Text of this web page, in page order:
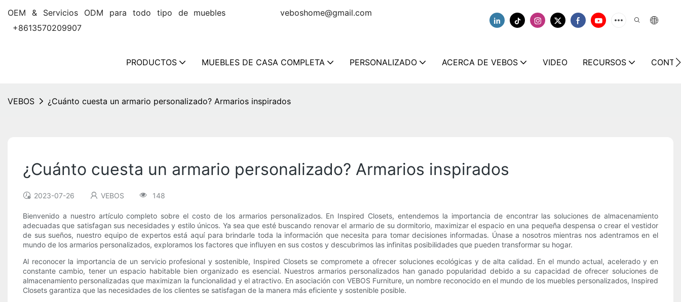
OEM & Servicios ODM para todo tipo de muebles
veboshome@gmail.com
+8613570209907
PRODUCTOS MUEBLES DE CASA COMPLETA PERSONALIZADO ACERCA DE VEBOS VIDEO RECURSOS
VEBOS ¿Cuánto cuesta un armario personalizado? Armarios inspirados
¿Cuánto cuesta un armario personalizado? Armarios inspirados
2023-07-26 VEBOS 148
Bienvenido a nuestro artículo completo sobre el costo de los armarios personalizados. En Inspired Closets, entendemos la importancia de encontrar las soluciones de almacenamiento
adecuadas que satisfagan sus necesidades y estilo únicos. Ya sea que esté buscando renovar el armario de su dormitorio, maximizar el espacio en una pequeña despensa o crear el vestidor
de sus sueños, nuestro equipo de expertos está aquí para brindarle toda la información que necesita para tomar decisiones informadas. Únase a nosotros mientras nos adentramos en el
mundo de los armarios personalizados, exploramos los factores que influyen en sus costos y descubrimos las infinitas posibilidades que pueden transformar su hogar.
Al reconocer la importancia de un servicio profesional y sostenible, Inspired Closets se compromete a ofrecer soluciones ecológicas y de alta calidad. En el mundo actual, acelerado y en
constante cambio, tener un espacio habitable bien organizado es esencial. Nuestros armarios personalizados han ganado popularidad debido a su capacidad de ofrecer soluciones de
almacenamiento personalizadas que maximizan la funcionalidad y el atractivo. En asociación con VEBOS Furniture, un nombre reconocido en el mundo de los muebles personalizados, Inspired
Closets garantiza que las necesidades de los clientes se satisfagan de la manera más eficiente y sostenible posible.